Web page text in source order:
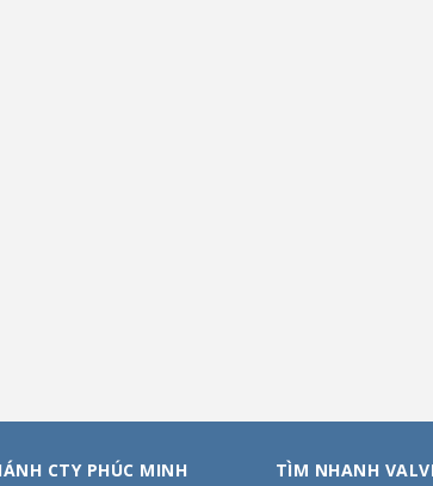
CTY PHÚC MINH TÌM NHANH